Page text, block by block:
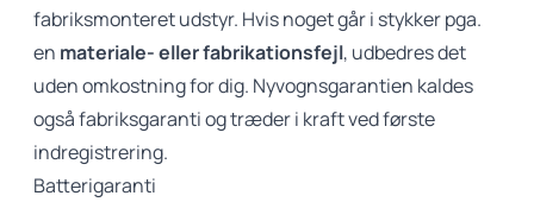
fabriksmonteret udstyr. Hvis noget går i stykker pga.
en materiale- eller fabrikationsfejl, udbedres det
uden omkostning for dig. Nyvognsgarantien kaldes
også fabriksgaranti og træder i kraft ved første
indregistrering.
Batterigaranti